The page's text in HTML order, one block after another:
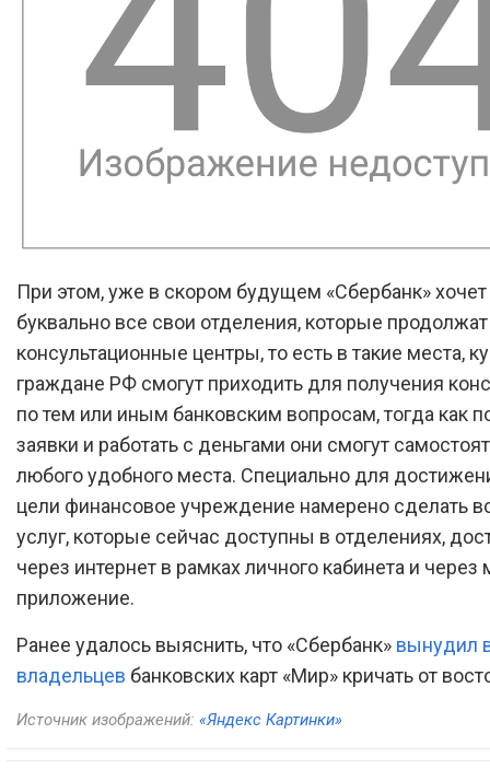
При этом, уже в скором будущем «Сбербанк» хочет
буквально все свои отделения, которые продолжат
консультационные центры, то есть в такие места,
граждане РФ смогут приходить для получения
по тем или иным банковским вопросам, тогда как
заявки и работать с деньгами они смогут
любого удобного места. Специально для
цели финансовое учреждение намерено сделать
услуг, которые сейчас доступны в отделениях,
через интернет в рамках личного кабинета и через
приложение.
Ранее удалось выяснить, что «Сбербанк» вынудил
владельцев банковских карт «Мир» кричать от
Источник изображений: «Яндекс Картинки»